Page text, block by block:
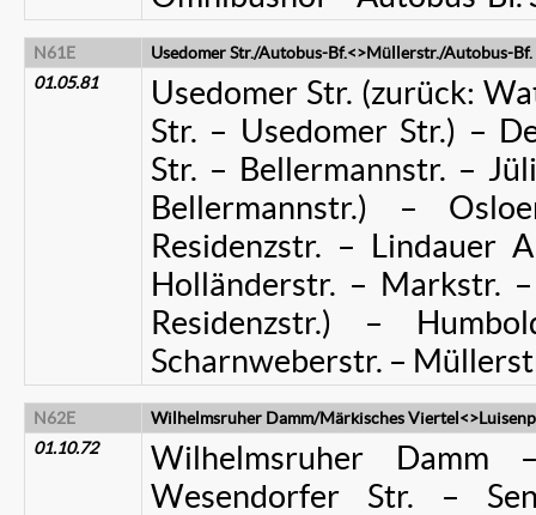
N61E
Usedomer Str./Autobus-Bf.<>Müllerstr./Autobus-Bf.
01.05.81
Usedomer Str. (zurück:
Str. – Usedomer Str.) –
Str. – Bellermannstr. –
Bellermannstr.) –
Residenzstr. – Lindauer
Holländerstr. – Markstr.
Residenzstr.) –
Scharnweberstr. –
N62E
Wilhelmsruher Damm/Märkisches
01.10.72
Wilhelmsruher Damm
Wesendorfer Str. –